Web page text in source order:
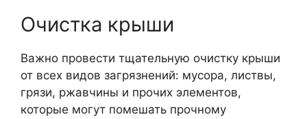
Очистка крыши
Важно провести тщательную очистку крыши
от всех видов загрязнений: мусора, листвы,
грязи, ржавчины и прочих элементов,
которые могут помешать прочному